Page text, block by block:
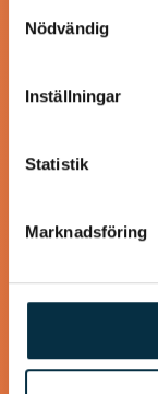
annons- och
Dessa kan i sin
information
samlat in när du
Nödvändig
Inställningar
Statistik
Marknadsföring
Jättegod rulle
Väldigt lätt att